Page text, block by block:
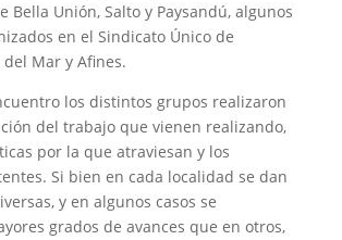
Bella Unión, Salto y Paysandú, algunos
en el Sindicato Único de
Mar y Afines.
los distintos grupos realizaron
del trabajo que vienen realizando,
por la que atraviesan y los
Si bien en cada localidad se dan
y en algunos casos se
grados de avances que en otros,